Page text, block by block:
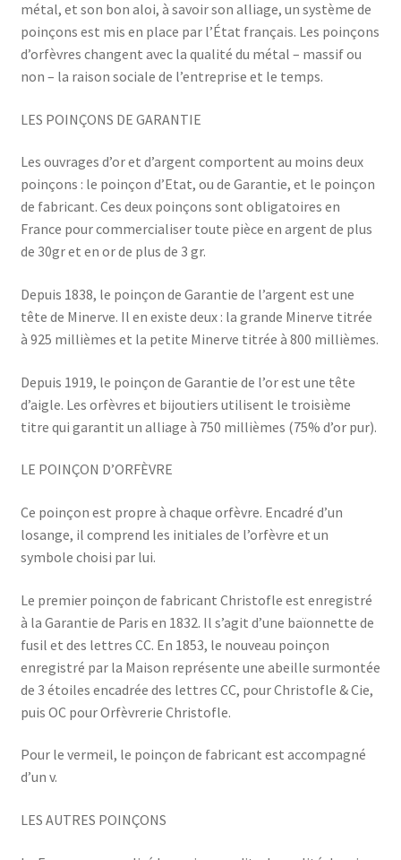
métal, et son bon aloi, à savoir son alliage, un système de
poinçons est mis en place par l’État français. Les poinçons
d’orfèvres changent avec la qualité du métal – massif ou
non – la raison sociale de l’entreprise et le temps.
LES POINÇONS DE GARANTIE
Les ouvrages d’or et d’argent comportent au moins deux
poinçons : le poinçon d’Etat, ou de Garantie, et le poinçon
de fabricant. Ces deux poinçons sont obligatoires en
France pour commercialiser toute pièce en argent de plus
de 30gr et en or de plus de 3 gr.
Depuis 1838, le poinçon de Garantie de l’argent est une
tête de Minerve. Il en existe deux : la grande Minerve titrée
à 925 millièmes et la petite Minerve titrée à 800 millièmes.
Depuis 1919, le poinçon de Garantie de l’or est une tête
d’aigle. Les orfèvres et bijoutiers utilisent le troisième
titre qui garantit un alliage à 750 millièmes (75% d’or pur).
LE POINÇON D’ORFÈVRE
Ce poinçon est propre à chaque orfèvre. Encadré d’un
losange, il comprend les initiales de l’orfèvre et un
symbole choisi par lui.
Le premier poinçon de fabricant Christofle est enregistré
à la Garantie de Paris en 1832. Il s’agit d’une baïonnette de
fusil et des lettres CC. En 1853, le nouveau poinçon
enregistré par la Maison représente une abeille surmontée
de 3 étoiles encadrée des lettres CC, pour Christofle & Cie,
puis OC pour Orfèvrerie Christofle.
Pour le vermeil, le poinçon de fabricant est accompagné
d’un v.
LES AUTRES POINÇONS